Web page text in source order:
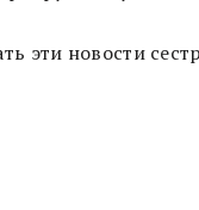
эти новости